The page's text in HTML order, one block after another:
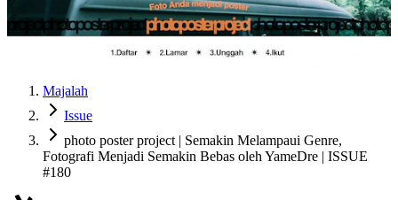
Majalah
Issue
photo poster project | Semakin Melampaui Genre,
Fotografi Menjadi Semakin Bebas oleh YameDre | ISSUE
#180